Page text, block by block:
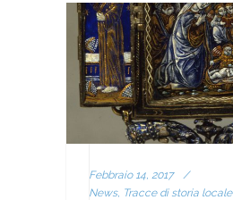
Febbraio 14, 2017
/
News, Tracce di storia locale